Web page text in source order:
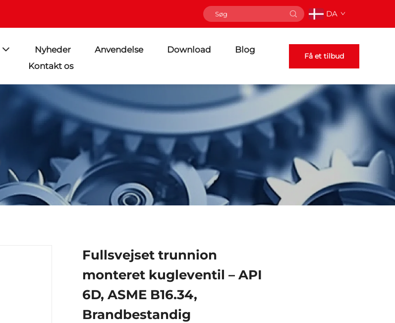
DA
Nyheder Anvendelse Download
Blog
Kontakt os
Få et tilbud
Fullsvejset trunnion
monteret kugleventil – API
6D, ASME B16.34,
Brandbestandig